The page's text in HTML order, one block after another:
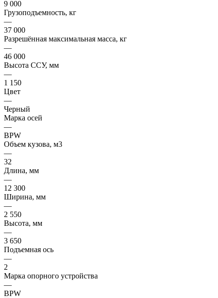
9 000
Грузоподъемность, кг
—
37 000
Разрешённая максимальная масса, кг
—
46 000
Высота ССУ, мм
—
1 150
Цвет
—
Черный
Марка осей
—
BPW
Объем кузова, м3
—
32
Длина, мм
—
12 300
Ширина, мм
—
2 550
Высота, мм
—
3 650
Подъемная ось
—
2
Марка опорного устройства
—
BPW